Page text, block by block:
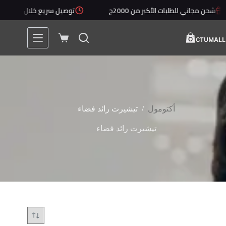
إلىشحن مجاني للطلبات الأكبر من 2000ج توصيل سريع خلال 1 - 5 أيام
عربة
أكتومول / تيشيرت رائد فضاء
تيشيرت رائد فضاء